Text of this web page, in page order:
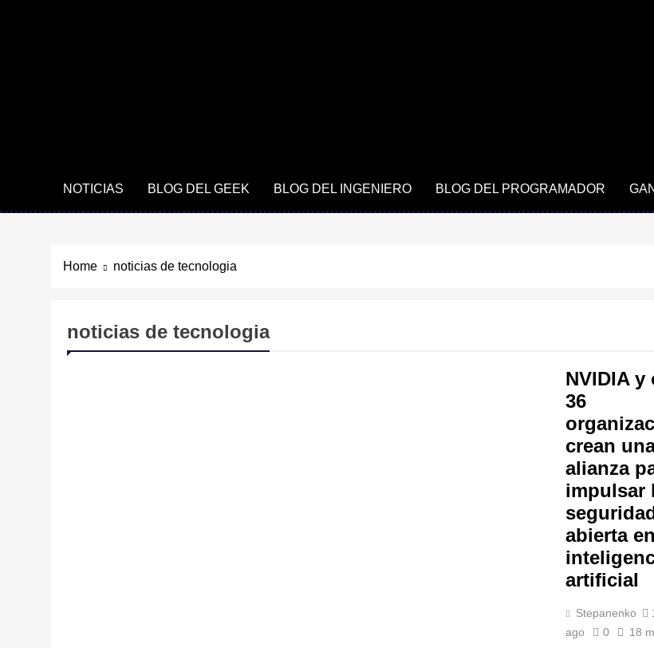
NOTICIAS BLOG DEL GEEK BLOG DEL INGENIERO BLOG DEL PROGRAMADOR
Home noticias de tecnologia
noticias de tecnologia
NVIDIA y
36
crean
alianza
impulsar
abierta en
artificial
Stepanenko
ago
0 18